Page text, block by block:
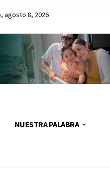
agosto 8, 2026
NUESTRA PALABRA